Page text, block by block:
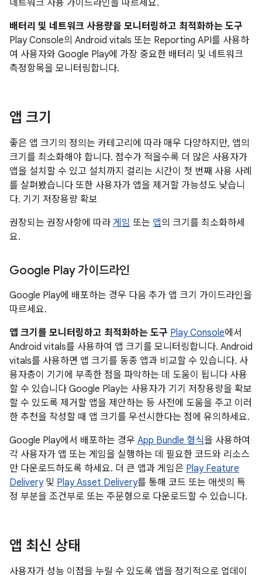
네트워크 사용 가이드라인을 따르세요.
배터리 및 네트워크 사용량을 모니터링하고 최적화하는 도구
Play Console의 Android vitals 또는 Reporting API를 사용하
여 사용자와 Google Play에 가장 중요한 배터리 및 네트워크
측정항목을 모니터링합니다.
앱 크기
좋은 앱 크기의 정의는 카테고리에 따라 매우 다양하지만, 앱의
크기를 최소화해야 합니다. 점수가 적을수록 더 많은 사용자가
앱을 설치할 수 있고 설치까지 걸리는 시간이 첫 번째 사용 사례
를 살펴봤습니다 또한 사용자가 앱을 제거할 가능성도 낮습니
다. 기기 저장용량 확보
권장되는 권장사항에 따라 게임 또는 앱의 크기를 최소화하세
요.
Google Play 가이드라인
Google Play에 배포하는 경우 다음 추가 앱 크기 가이드라인을
따르세요.
앱 크기를 모니터링하고 최적화하는 도구 Play Console에서
Android vitals를 사용하여 앱 크기를 모니터링합니다. Android
vitals를 사용하면 앱 크기를 동종 앱과 비교할 수 있습니다. 사
용자층이 기기에 부족한 점을 파악하는 데 도움이 됩니다 사용
할 수 있습니다 Google Play는 사용자가 기기 저장용량을 확보
할 수 있도록 제거할 앱을 제안하는 등 사전에 도움을 주고 이러
한 추천을 작성할 때 앱 크기를 우선시한다는 점에 유의하세요.
Google Play에서 배포하는 경우 App Bundle 형식을 사용하여
각 사용자가 앱 또는 게임을 실행하는 데 필요한 코드와 리소스
만 다운로드하도록 하세요. 더 큰 앱과 게임은 Play Feature
Delivery및 Play Asset Delivery를 통해 코드 또는 애셋의 특
정 부분을 조건부로 또는 주문형으로 다운로드할 수 있습니다.
앱 최신 상태
사용자가 성능 이점을 누릴 수 있도록 앱을 정기적으로 업데이